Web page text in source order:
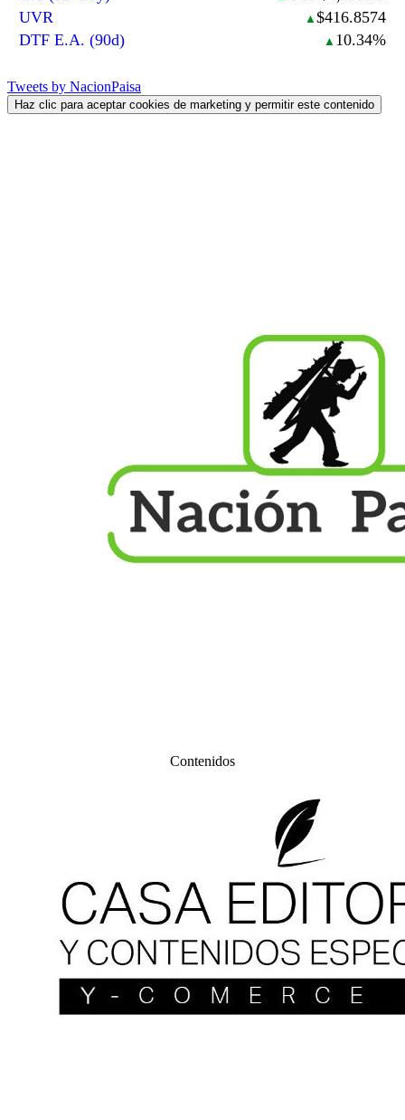
UVR
▲ $416.8574
DTF E.A. (90d)
▲ 10.34%
Tweets by NacionPaisa
Haz clic para aceptar cookies de marketing y permitir este contenido
Contenidos